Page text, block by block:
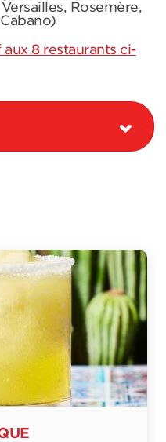
Rosemère,
8 restaurants ci-